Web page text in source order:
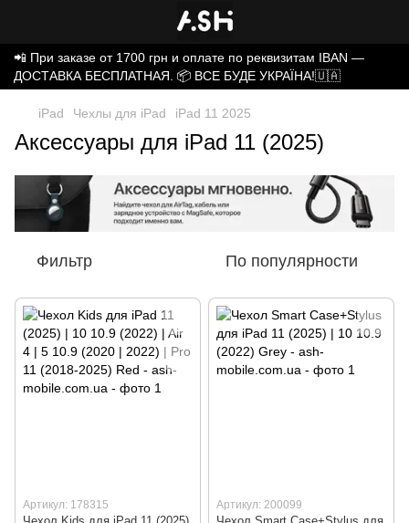
📲 При заказе от 1700 грн и оплате по реквизитам IBAN —
ДОСТАВКА БЕСПЛАТНАЯ. 📦 ВСЕ БУДЕ УКРАЇНА!🇺🇦
iPad Чехлы для iPad iPad 11 2025
Аксессуары для iPad 11 (2025)
Фильтр По популярности
Артикул: 178315 Артикул: 200099